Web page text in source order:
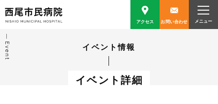
アクセス お問い合わせ
Event イベント情報
イベント詳細